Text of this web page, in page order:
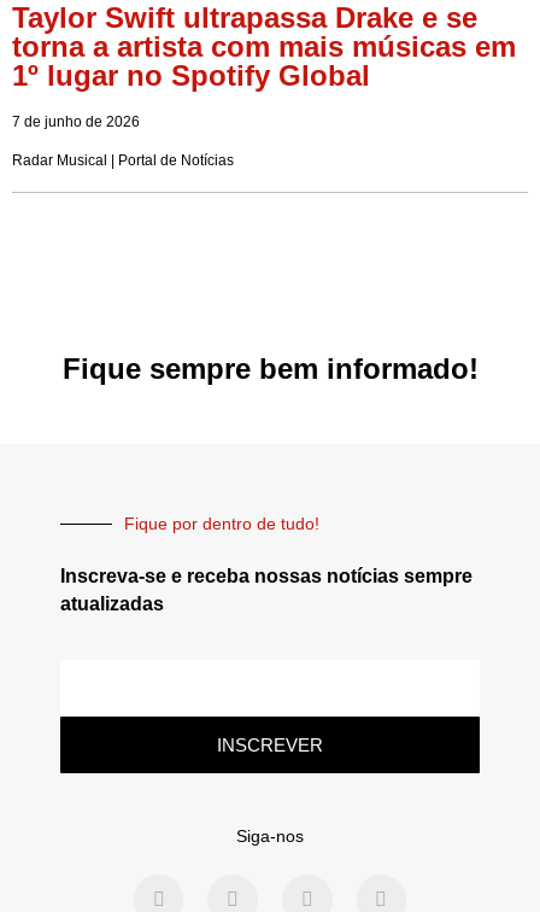
Taylor Swift ultrapassa Drake e se
torna a artista com mais músicas em
1º lugar no Spotify Global
7 de junho de 2026
Radar Musical | Portal de Notícias
Fique sempre bem informado!
Fique por dentro de tudo!
Inscreva-se e receba nossas notícias sempre
atualizadas
INSCREVER
Siga-nos